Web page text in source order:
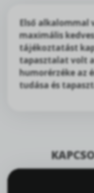
Első alkalommal
maximális
tájékoztatást
tapasztalat volt
humorérzéke az
tudása és